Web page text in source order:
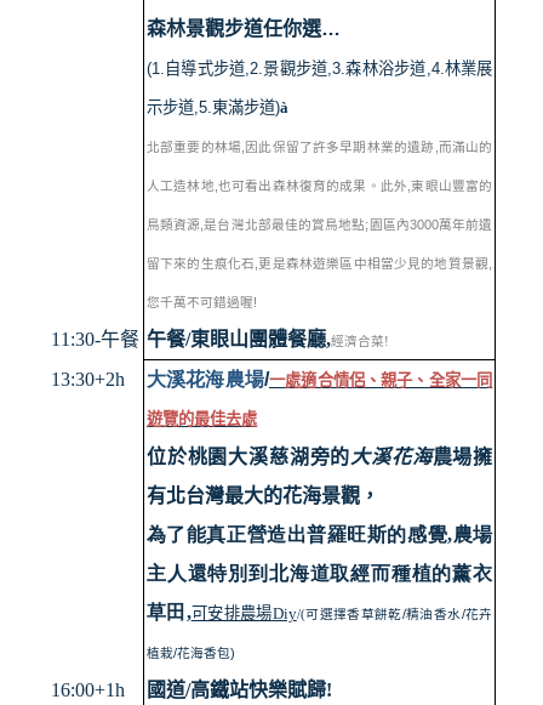
森林景觀步道任你選…
(1. 自導式步道 ,2.景觀步道 ,3.森林浴步道 ,4. 林業展
示步道,5. 東滿步道)à
北部重要的林場 因此保留了許多早期林業的遺跡 而滿山的
人工造林地 也可看出森林復育的成果。此外 ,東眼山豐富的
鳥類資源 ,是台灣北部最佳的賞鳥地點; 園區內3000萬年前遺
留下來的生痕化石 ,更是森林遊樂區中相當少見的地質景觀
您千萬不可錯過喔!
11:30-午餐 午餐/東眼山團體餐廳,經濟合菜!
13:30+2h 大溪花海農場/一處適合情侶、親子、全家一同
遊覽的最佳去處
位於桃園大溪慈湖旁的大溪花海農場擁
有北台灣最大的花海景觀，
為了能真正營造出普羅旺斯的感覺,農場
主人還特別到北海道取經而種植的薰衣
草田 ,可安排農場Diy/(可選擇香草餅乾/精油香水/花卉
植栽/花海香包)
16:00+1h 國道/高鐵站快樂賦歸!